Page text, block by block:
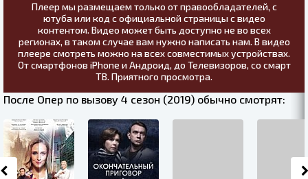
Плеер мы размещаем только от правообладателей, с
ютуба или код с официальной страницы с видео
контентом. Видео может быть доступно не во всех
регионах, в таком случае вам нужно написать нам. В видео
плеере смотреть можно на всех совместимых устройствах.
От смартфонов iPhone и Андроид, до Телевизоров, со смарт
ТВ. Приятного просмотра.
После Опер по вызову 4 сезон (2019) обычно смотрят: